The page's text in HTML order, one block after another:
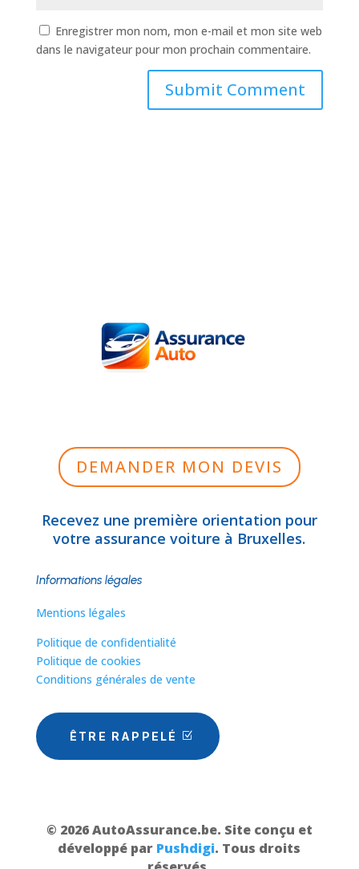
Enregistrer mon nom, mon e-mail et mon site web
dans le navigateur pour mon prochain commentaire.
DEMANDER MON DEVIS
Recevez une première orientation pour
votre assurance voiture à Bruxelles.
Informations légales
Mentions légales
Politique de confidentialité
Politique de cookies
Conditions générales de vente
ÊTRE RAPPELÉ
© 2026 AutoAssurance.be. Site conçu et
développé par Pushdigi. Tous droits